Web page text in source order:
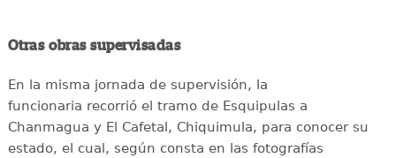
Otras obras supervisadas
En la misma jornada de supervisión, la
funcionaria recorrió el tramo de Esquipulas a
Chanmagua y El Cafetal, Chiquimula, para conocer su
estado, el cual, según consta en las fotografías